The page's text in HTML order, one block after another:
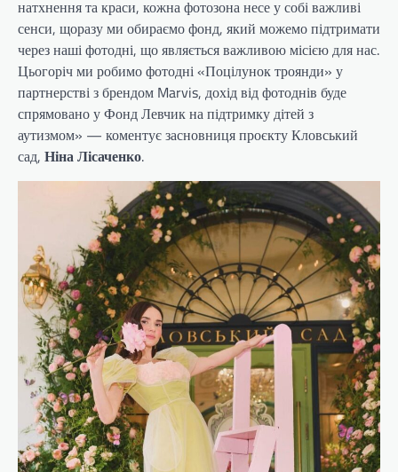
натхнення та краси, кожна фотозона несе у собі важливі
сенси, щоразу ми обираємо фонд, який можемо підтримати
через наші фотодні, що являється важливою місією для нас.
Цьогоріч ми робимо фотодні «Поцілунок троянди» у
партнерстві з брендом Marvis, дохід від фотоднів буде
спрямовано у Фонд Левчик на підтримку дітей з
аутизмом» — коментує засновниця проєкту Кловський
сад, Ніна Лісаченко.